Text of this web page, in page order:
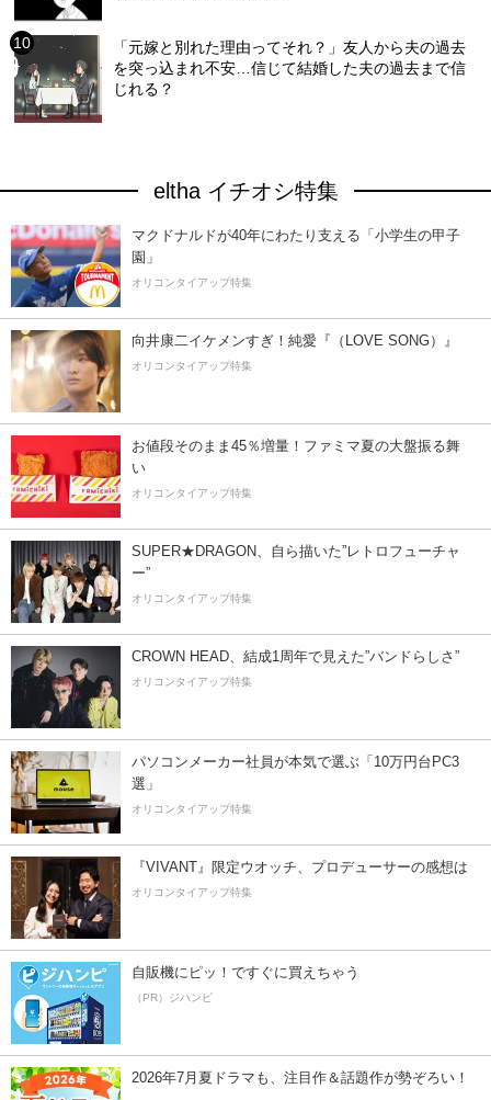
「元嫁と別れた理由ってそれ？」友人から夫の過去
を突っ込まれ不安…信じて結婚した夫の過去まで信
じれる？
eltha イチオシ特集
マクドナルドが40年にわたり支える「小学生の甲子
園」
オリコンタイアップ特集
向井康二イケメンすぎ！純愛『（LOVE SONG）』
オリコンタイアップ特集
お値段そのまま45％増量！ファミマ夏の大盤振る舞
い
オリコンタイアップ特集
SUPER★DRAGON、自ら描いた”レトロフューチャ
ー”
オリコンタイアップ特集
CROWN HEAD、結成1周年で見えた”バンドらしさ”
オリコンタイアップ特集
パソコンメーカー社員が本気で選ぶ「10万円台PC3
選」
オリコンタイアップ特集
『VIVANT』限定ウオッチ、プロデューサーの感想は
オリコンタイアップ特集
自販機にピッ！ですぐに買えちゃう
（PR）ジハンピ
2026年7月夏ドラマも、注目作＆話題作が勢ぞろい！